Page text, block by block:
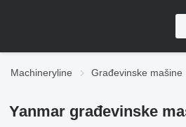
Machineryline Građevinske mašine
Yanmar građevinske